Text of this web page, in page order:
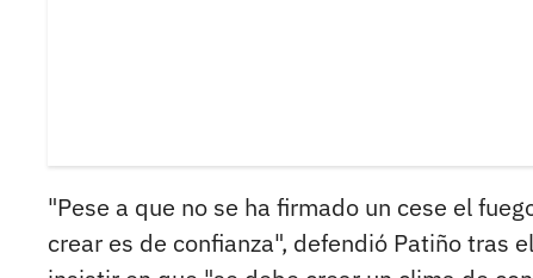
"Pese a que no se ha firmado un cese el
crear es de confianza", defendió Patiño tras